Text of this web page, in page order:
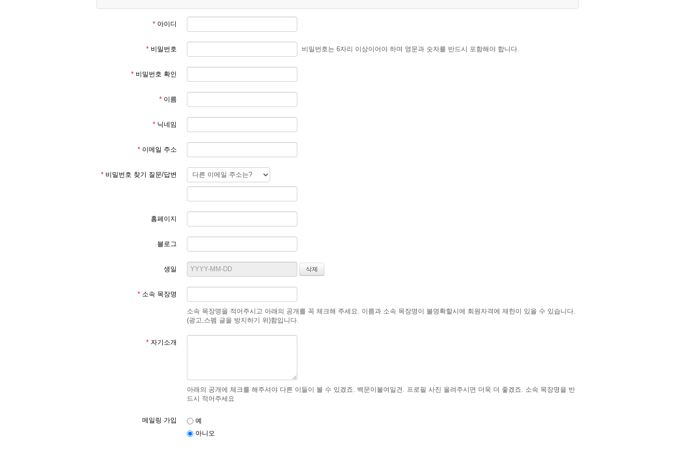
6. 회원가입시 상기와 같은 제약을 둔 이유는
편리함을 위해 개방적으로 운영했을시 너무 많은 광고글과 스펨들이 난무하여 그러합니다.
* 아이디
* 비밀번호 비밀번호는 6자리 이상이어야 하며 영문과 숫자를 반드시 포함해야 합니다.
* 비밀번호 확인
* 이름
* 닉네임
* 이메일 주소
* 비밀번호 찾기 질문/답변
홈페이지
블로그
생일
* 소속 목장명
소속 목장명을 적어주시고 아래의 공개를 꼭 체크해 주세요. 이름과 소속 목장명이 불명확할시에 회원자격에 제한이 있을 수 있습니다.
(광고,스펨 글을 방지하기 위)함입니다.
* 자기소개
아래의 공개에 체크를 해주셔야 다른 이들이 볼 수 있겠죠. 백문이불여일견. 프로필 사진 올려주시면 더욱 더 좋겠죠. 소속 목장명을 반
드시 적어주세요
메일링 가입
예
아니오